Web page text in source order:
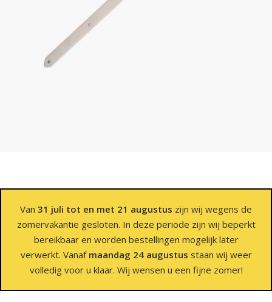
Van 31 juli tot en met 21 augustus zijn wij wegens de
zomervakantie gesloten. In deze periode zijn wij beperkt
bereikbaar en worden bestellingen mogelijk later
verwerkt. Vanaf maandag 24 augustus staan wij weer
volledig voor u klaar. Wij wensen u een fijne zomer!